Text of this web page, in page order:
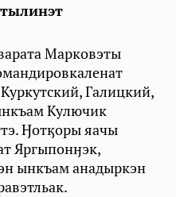
Марковэты
Галицкий,
Кулючик
Ӈотӄоры яачы
Яргыпонӈэк,
ынкъам анадыркэн